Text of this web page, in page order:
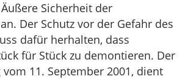
Sicherheit der
Der Schutz vor der Gefahr des
dafür herhalten, dass
für Stück zu demontieren. Der
11. September 2001, dient